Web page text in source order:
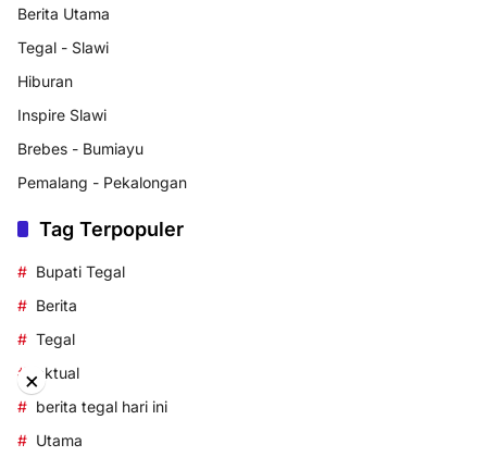
Berita Utama
Tegal - Slawi
Hiburan
Inspire Slawi
Brebes - Bumiayu
Pemalang - Pekalongan
Tag Terpopuler
Bupati Tegal
Berita
Tegal
aktual
berita tegal hari ini
Utama
×